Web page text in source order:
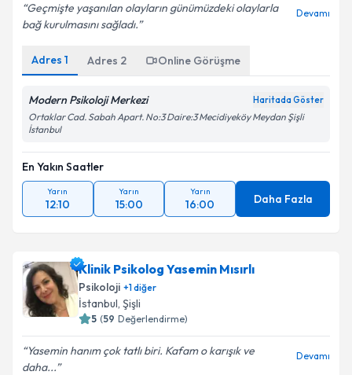
Kişisel verilerimin işlenmesine ilişkin
kapsamda işlenmesini kabul ediyorum.
Takvim Talebini Gönder
Geçmişte yaşanılan olayların günümüzdeki olaylarla
bağ kurulmasını sağladı.
Devamı
Adres 1 Adres 2 Online Görüşme
Modern Psikoloji Merkezi Haritada Göster
Ortaklar Cad. Sabah Apart. No:3 Daire:3 Mecidiyeköy Meydan Şişli
İstanbul
En Yakın Saatler
Yarın
12:10
Yarın
15:00
Yarın
16:00 Daha Fazla
Klinik Psikolog Yasemin Mısırlı
Psikoloji +1diğer
İstanbul, Şişli
5 (59 Değerlendirme)
Yasemin hanım çok tatlı biri. Kafam o karışık ve
daha...
Devamı